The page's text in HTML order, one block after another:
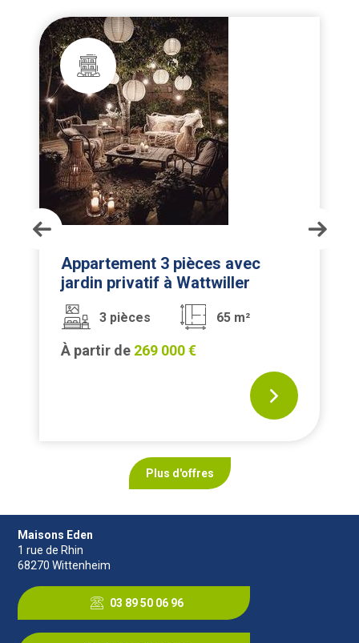
Appartement 3 pièces avec
jardin privatif à Wattwiller
3 pièces 65 m²
À partir de 269 000 €
Plus d'offres
Maisons Eden
1 rue de Rhin
68270 Wittenheim
03 89 50 06 96